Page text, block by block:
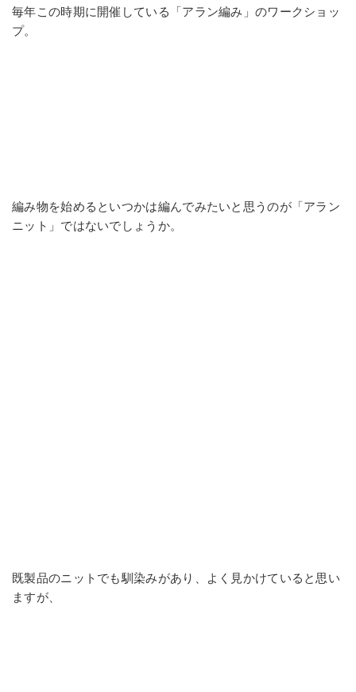
毎年この時期に開催している「アラン編み」のワークショッ
プ。
編み物を始めるといつかは編んでみたいと思うのが「アラン
ニット」ではないでしょうか。
既製品のニットでも馴染みがあり、よく見かけていると思い
ますが、